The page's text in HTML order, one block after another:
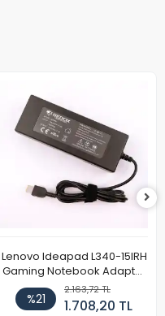
Lenovo Ideapad L340-15IRH
Gaming Notebook Adaptör
Cihazı Şarj Aleti (150W)
%21
2.163,72 TL
1.708,20 TL